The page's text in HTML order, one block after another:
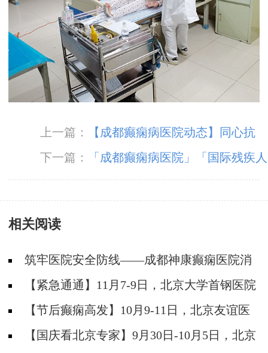
上一篇：
【成都癫痫病医院动态】同心抗
疫，火速出击——成都神康癫痫医院支援全民核
酸检测
下一篇：
「成都癫痫病医院」「国际残疾人
日」减少因癫痫致残几率，这几个护理小知识你
相关阅读
筑牢医院安全防线——成都神康癫痫医院消
防安全培训纪实
【紧急通通】11月7-9日，北京大学首钢医院
神经内科胡颖教授亲临成都会诊，破解癫痫疑难
【节后癫痫高发】10月9-11日，北京友谊医
院陈葵博士免费会诊+治疗援助，破解癫痫难
【国庆看北京专家】9月30日-10月5日，北京